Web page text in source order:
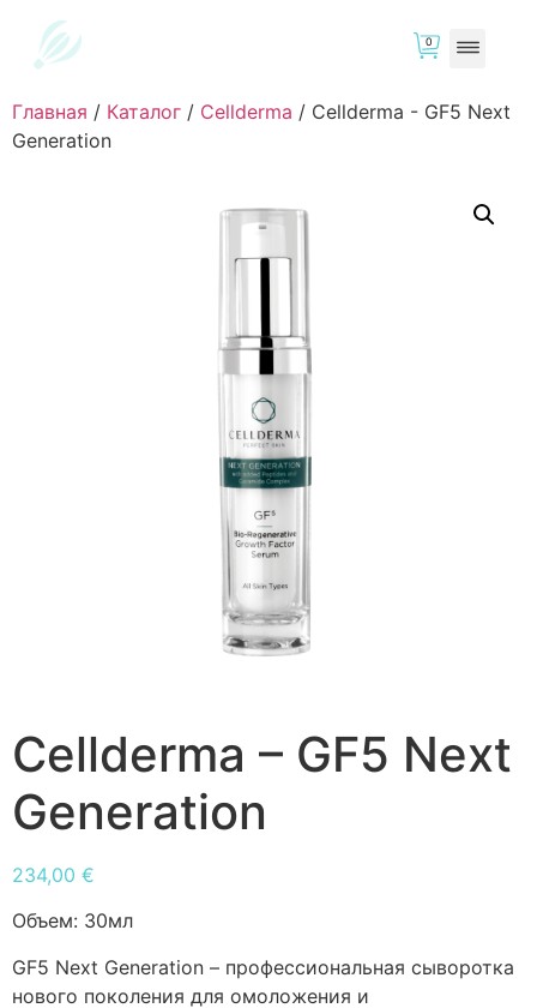
0
Главная / Каталог / Cellderma / Cellderma - GF5 Next
Generation
Cellderma – GF5 Next
Generation
234,00 €
Объем: 30мл
GF5 Next Generation – профессиональная сыворотка
нового поколения для омоложения и